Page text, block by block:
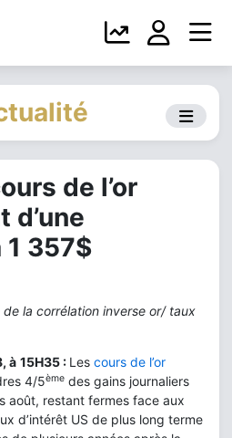
de l’or
d’une
1 357$
la corrélation inverse or/ taux
à 15H35 : Les cours de l’or
4/5ème des gains journaliers
août, restant fermes face aux
d’intérêt US de plus long terme